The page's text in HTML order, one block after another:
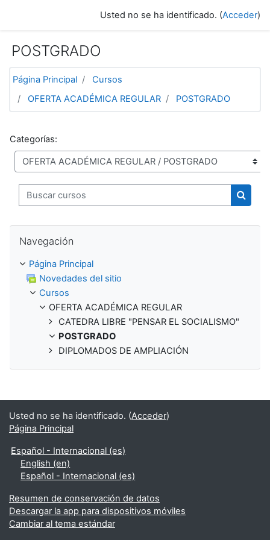
Usted no se ha identificado. (Acceder)
POSTGRADO
Página Principal
Cursos
OFERTA ACADÉMICA REGULAR
POSTGRADO
Categorías:
Buscar cursos
Navegación
Página Principal
Novedades del sitio
Cursos
OFERTA ACADÉMICA REGULAR
CATEDRA LIBRE "PENSAR EL SOCIALISMO"
POSTGRADO
DIPLOMADOS DE AMPLIACIÓN
Usted no se ha identificado. (Acceder)
Página Principal
Español - Internacional ‎(es)‎
English ‎(en)‎
Español - Internacional ‎(es)‎
Resumen de conservación de datos
Descargar la app para dispositivos móviles
Cambiar al tema estándar